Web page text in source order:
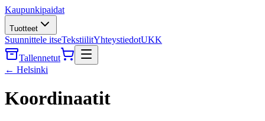
Kaupunkipaidat
Tuotteet
Suunnittele itseTekstiilitYhteystiedotUKK
Tallennetut
← Helsinki
Koordinaatit